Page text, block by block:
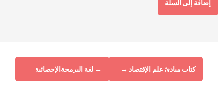
إضافة إلى السلة
← لغة البرمجةالإحصائية كتاب مبادئ علم الإقتصاد →